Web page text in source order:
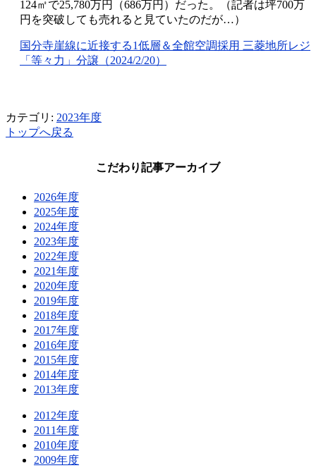
124㎡で25,780万円（686万円）だった。（記者は坪700万
円を突破しても売れると見ていたのだが…）
国分寺崖線に近接する1低層＆全館空調採用 三菱地所レジ
「 等々力 」 分譲 （2024/2/20）
カテゴリ: 2023年度
トップへ戻る
こだわり記事アーカイブ
2026年度
2025年度
2024年度
2023年度
2022年度
2021年度
2020年度
2019年度
2018年度
2017年度
2016年度
2015年度
2014年度
2013年度
2012年度
2011年度
2010年度
2009年度